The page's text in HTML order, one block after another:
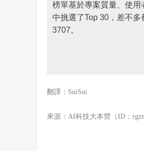
榜單基於專案質量、使
中挑選了Top 30，差不多
3707。
翻譯： SuiSui
來源：AI科技大本營（ID：